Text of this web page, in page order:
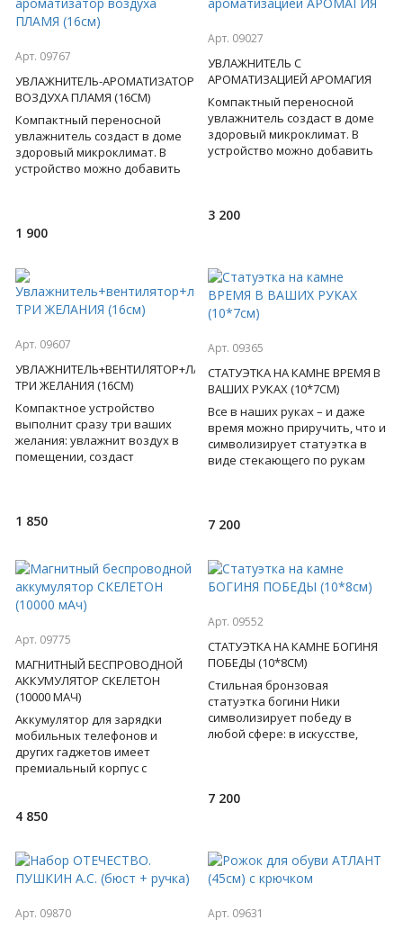
Арт. 09767
УВЛАЖНИТЕЛЬ-АРОМАТИЗАТОР
ВОЗДУХА ПЛАМЯ (16СМ)
Компактный переносной
увлажнитель создаст в доме
здоровый микроклимат. В
устройство можно добавить
1 900
Арт. 09027
УВЛАЖНИТЕЛЬ С
АРОМАТИЗАЦИЕЙ АРОМАГИЯ
Компактный переносной
увлажнитель создаст в доме
здоровый микроклимат. В
устройство можно добавить
3 200
Арт. 09607
УВЛАЖНИТЕЛЬ+ВЕНТИЛЯТОР+ЛАМПА
ТРИ ЖЕЛАНИЯ (16СМ)
Компактное устройство
выполнит сразу три ваших
желания: увлажнит воздух в
помещении, создаст
1 850
Арт. 09365
СТАТУЭТКА НА КАМНЕ ВРЕМЯ В
ВАШИХ РУКАХ (10*7СМ)
Все в наших руках – и даже
время можно приручить, что и
символизирует статуэтка в
виде стекающего по рукам
7 200
Арт. 09775
МАГНИТНЫЙ БЕСПРОВОДНОЙ
АККУМУЛЯТОР СКЕЛЕТОН
(10000 МАЧ)
Аккумулятор для зарядки
мобильных телефонов и
других гаджетов имеет
премиальный корпус с
стеклом корпуса.
4 850
Арт. 09552
СТАТУЭТКА НА КАМНЕ БОГИНЯ
ПОБЕДЫ (10*8СМ)
Стильная бронзовая
статуэтка богини Ники
символизирует победу в
любой сфере: в искусстве,
7 200
Арт. 09870 Арт. 09631